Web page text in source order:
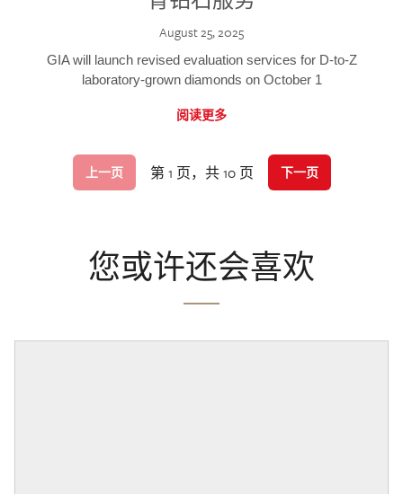
August 25, 2025
GIA will launch revised evaluation services for D-to-Z
laboratory-grown diamonds on October 1
阅读更多
上一页 第 1 页，共 10 页 下一页
您或许还会喜欢